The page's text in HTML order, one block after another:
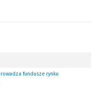
fundusze rynku